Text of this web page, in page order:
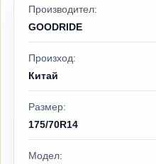
Производител:
GOODRIDE
Произход:
Китай
Размер:
175/70R14
Модел: